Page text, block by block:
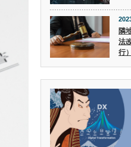
隣
法
行